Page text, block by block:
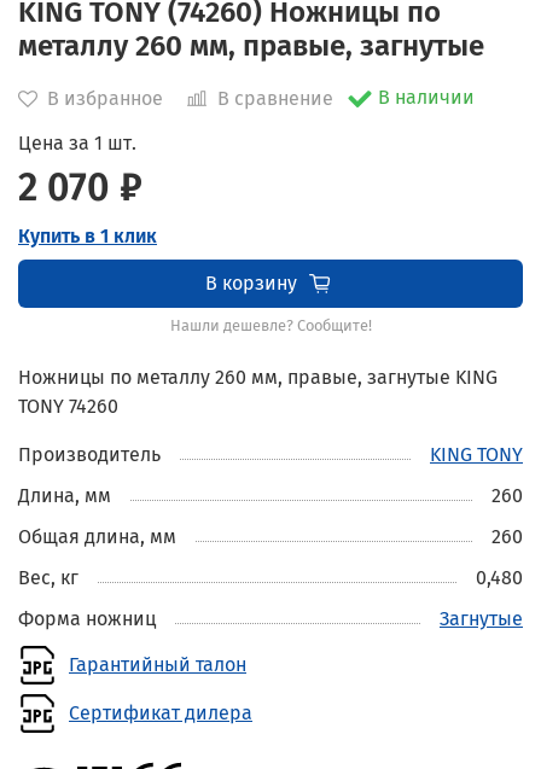
KING TONY (74260) Ножницы по
металлу 260 мм, правые, загнутые
В избранное В сравнение
В наличии
Цена за 1 шт.
2 070 ₽
Купить в 1 клик
В корзину
Нашли дешевле? Сообщите!
Ножницы по металлу 260 мм, правые, загнутые KING
TONY 74260
Производитель
KING TONY
Длина, мм
260
Общая длина, мм
260
Вес, кг
0,480
Форма ножниц
Загнутые
Гарантийный талон
Сертификат дилера